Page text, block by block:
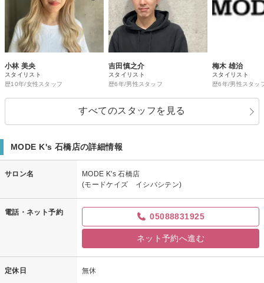
小林 美央
スタイリスト
歴10年/女性スタッフ
吉田慎之介
スタイリスト
歴6年/男性スタッフ
梅木 雄治
スタイリスト
歴6年/男性スタッ
すべてのスタッフを見る
MODE K's 石橋店の詳細情報
サロン名
MODE K's 石橋店
(モードケイズ イシバシテン)
電話・ネット予約 05088831925
ネット予約へ進む
定休日 無休